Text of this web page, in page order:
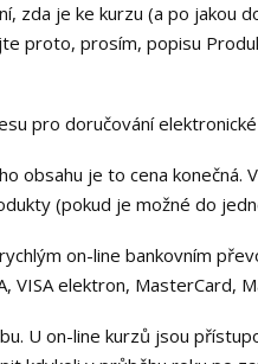
zda je ke kurzu (a po jakou
proto, prosím, popisu
pro doručování
obsahu je to cena konečná.
(pokud je možné do
on-line bankovním
VISA elektron, MasterCard,
U on-line kurzů jsou